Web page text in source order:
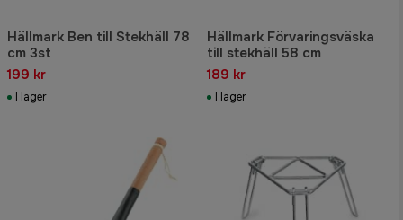
Hällmark Ben till Stekhäll 78
cm 3st
199 kr
I lager
Hällmark Förvaringsväska
till stekhäll 58 cm
189 kr
I lager